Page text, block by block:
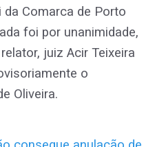
da Comarca de Porto
foi por unanimidade,
juiz Acir Teixeira
o
Oliveira.